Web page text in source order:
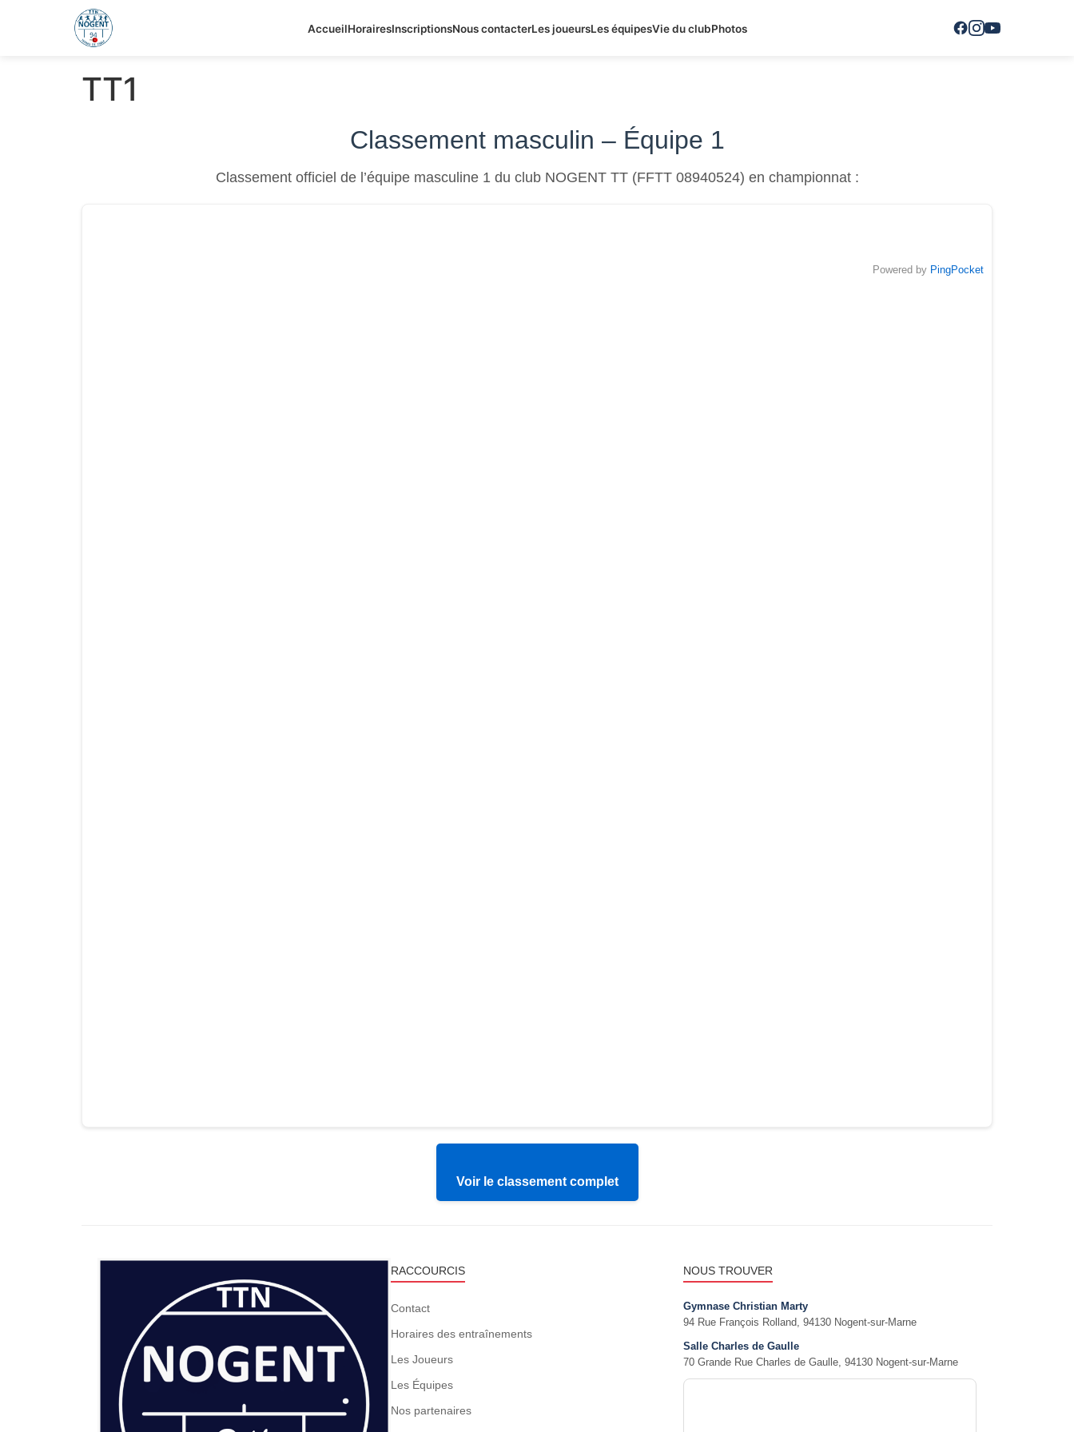
AccueilHorairesInscriptionsNous contacterLes joueursLes équipesVie du clubPhotos
TT1
Classement masculin – Équipe 1
Classement officiel de l’équipe masculine 1 du club NOGENT TT (FFTT 08940524) en championnat :
Powered by PingPocket
Voir le classement complet
RACCOURCIS
Contact
Horaires des entraînements
Les Joueurs
Les Équipes
Nos partenaires
NOUS TROUVER
Gymnase Christian Marty
94 Rue François Rolland, 94130 Nogent-sur-Marne
Salle Charles de Gaulle
70 Grande Rue Charles de Gaulle, 94130 Nogent-sur-Marne